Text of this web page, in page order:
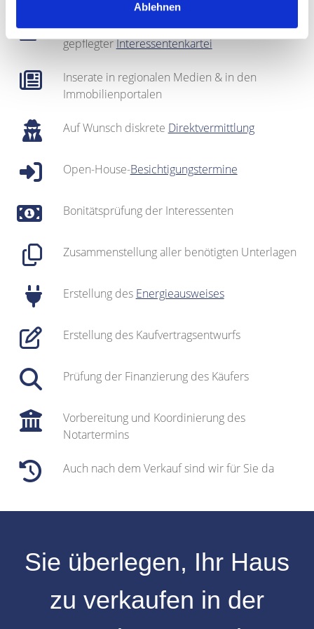
Ablehnen
Regionales Netzwerk inklusive sehr gut
gepflegterInteressentenkartei
Inserate in regionalen Medien & in den
Immobilienportalen
Auf Wunsch diskrete Direktvermittlung
Open-House-Besichtigungstermine
Bonitätsprüfung der Interessenten
Zusammenstellung aller benötigten Unterlagen
Erstellung des Energieausweises
Erstellung des Kaufvertragsentwurfs
Prüfung der Finanzierung des Käufers
Vorbereitung und Koordinierung des
Notartermins
Auch nach dem Verkauf sind wir für Sie da
Sie überlegen, Ihr Haus
zu verkaufen in der